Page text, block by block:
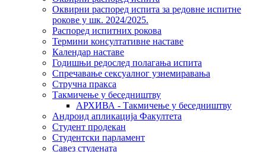
Оквирни распоред испита за редовне испитне
рокове у шк. 2024/2025.
Распоред испитних рокова
Термини консултативне наставе
Календар наставе
Годишњи редослед полагања испита
Спречавање сексуалног узнемиравања
Стручна пракса
Такмичење у беседништву
АРХИВА - Такмичење у беседништву
Андроид апликација Факултета
Студент продекан
Студентски парламент
Савез студената